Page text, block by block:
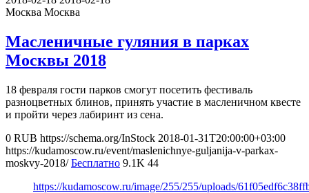
Москва Москва
Масленичные гуляния в парках
Москвы 2018
18 февраля гости парков смогут посетить фестиваль
разноцветных блинов, принять участие в масленичном квесте
и пройти через лабиринт из сена.
0 RUB https://schema.org/InStock 2018-01-31T20:00:00+03:00
https://kudamoscow.ru/event/maslenichnye-guljanija-v-parkax-
moskvy-2018/ Бесплатно 9.1K 44
https://kudamoscow.ru/image/255/255/uploads/